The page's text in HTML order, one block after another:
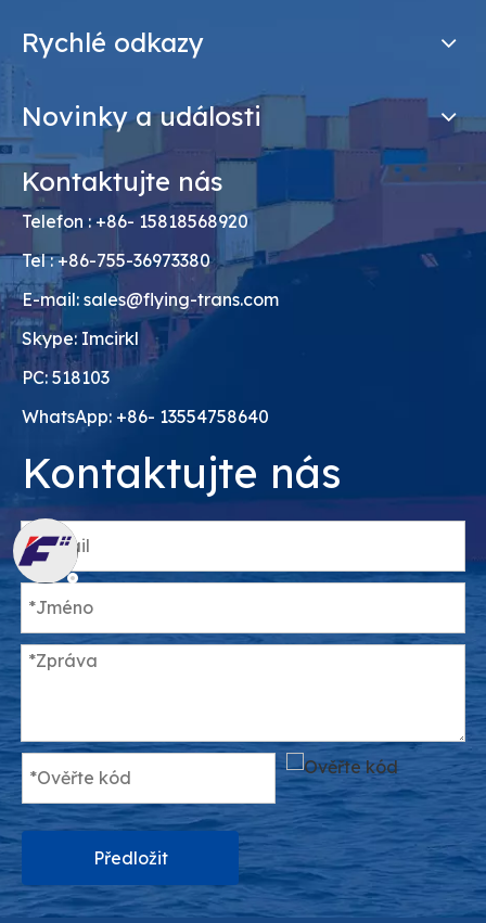
Rychlé odkazy
Novinky a události
Kontaktujte nás
Telefon : +86- 15818568920
Tel : +86-755-36973380
E-mail: sales@flying-trans.com
Skype: Imcirkl
PC: 518103
WhatsApp: +86- 13554758640
Kontaktujte nás
Předložit